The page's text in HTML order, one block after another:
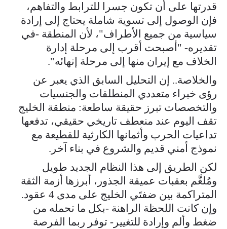
قدرتها على أن تكون جسرا للترابط والتفاهم،
فإن الوصول إلى تسوية شاملة يحتاج إلى إرادة
سياسية من جميع الأطراف"، لأن المنطقة -في
تقديره- "أصبحت أقرب إلى مرحلة إدارة
الخلاف مع إيران منها إلى مرحلة إنهائه".
والخلاصة.. إن التحليل السابق الذي يعبر عن
رؤى خبراء متعددي المنطلقات والجنسيات
والتخصصات تبرز حقيقة ساطعة: منطقة الخليج
تقف اليوم عند منعطف تاريخي حقيقي، تدفعها
تداعيات الحرب وأثمانها الكارثية للقطيعة مع
نموذج أمني قديم والشروع في بناء آخر.
لكن الطريق إلى هذا النظام الجديد طويل
ومُلغَّم بعقبات عميقة الجذور، أبرزها أزمة الثقة
المتراكمة بين ضفتَي الخليج على مدى 4 عقود.
وإن كانت اللحظة الراهنة -بكل ما تحمله من
ضغط وألم وإرادة للتغيير- توفر ربما الفرصة